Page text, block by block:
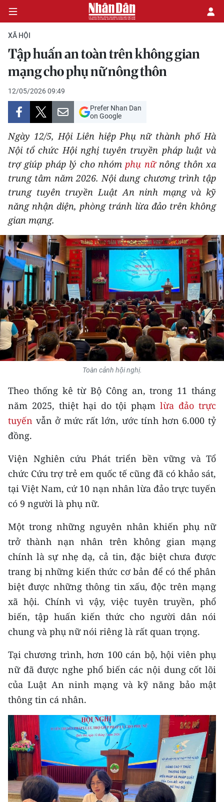
CHÍNH TRỊ
KINH TẾ
VĂN HÓA
XÃ HỘI
PHÁP LUẬT
DU LỊCH
THẾ GIỚI
THỂ THAO
GIÁO DỤC
Y TẾ
KHOA HỌC - CÔNG NGHỆ
MÔI TRƯỜNG
BẠN ĐỌC
TRI THỨC CHUYÊN SÂU
54 DÂN TỘC VIỆT NAM
CHƯƠNG TRÌNH OCOP - MỖI XÃ
MỘT SẢN PHẨM
RADIO
MEDIA CENTER
E-Magazine
Video
Media Chính trị
Media Kinh tế
Media Văn hóa
Media Xã hội
Media Pháp luật
Media Du lịch
Media Thế giới
Media Thể thao
Media Giáo dục
Media Y tế
XÃ HỘI
Tập huấn an toàn trên không gian
mạng cho phụ nữ nông thôn
12/05/2026 09:49
Prefer Nhan Dan
on Google
Ngày 12/5, Hội Liên hiệp Phụ nữ thành phố Hà
Nội tổ chức Hội nghị tuyên truyền pháp luật và
trợ giúp pháp lý cho nhómphụ nữnông thôn xa
trung tâm năm 2026. Nội dung chương trình tập
trung tuyên truyền Luật An ninh mạng và kỹ
năng nhận diện, phòng tránh lừa đảo trên không
gian mạng.
Toàn cảnh hội nghị.
Theo thống kê từ Bộ Công an, trong 11 tháng
năm 2025, thiệt hại do tội phạmlừa đảo trực
tuyến vẫn ở mức rất lớn, ước tính hơn 6.000 tỷ
đồng.
Viện Nghiên cứu Phát triển bền vững và Tổ
chức Cứu trợ trẻ em quốc tế cũng đã có khảo sát,
tại Việt Nam, cứ 10 nạn nhân lừa đảo trực tuyến
có 9 người là phụ nữ.
Một trong những nguyên nhân khiến phụ nữ
trở thành nạn nhân trên không gian mạng
chính là sự nhẹ dạ, cả tin, đặc biệt chưa được
trang bị những kiến thức cơ bản để có thể phân
biệt được những thông tin xấu, độc trên mạng
xã hội. Chính vì vậy, việc tuyên truyền, phổ
biến, tập huấn kiến thức cho người dân nói
chung và phụ nữ nói riêng là rất quan trọng.
Tại chương trình, hơn 100 cán bộ, hội viên phụ
nữ đã được nghe phổ biến các nội dung cốt lõi
của Luật An ninh mạng và kỹ năng bảo mật
thông tin cá nhân.